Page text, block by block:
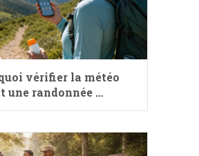
vérifier la météo
une randonnée …